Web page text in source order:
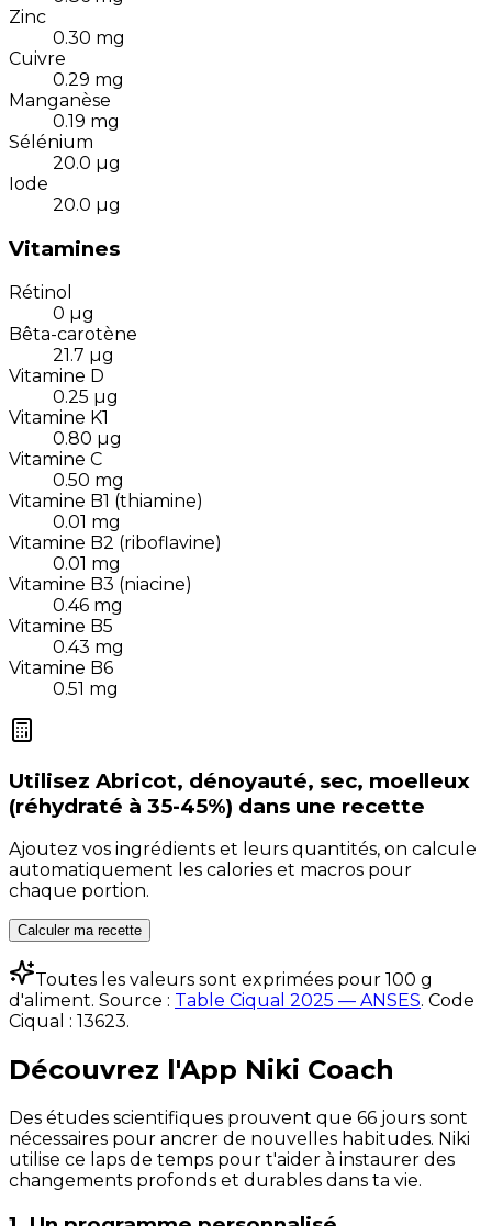
Zinc
0.30 mg
Cuivre
0.29 mg
Manganèse
0.19 mg
Sélénium
20.0 µg
Iode
20.0 µg
Vitamines
Rétinol
0 µg
Bêta-carotène
21.7 µg
Vitamine D
0.25 µg
Vitamine K1
0.80 µg
Vitamine C
0.50 mg
Vitamine B1 (thiamine)
0.01 mg
Vitamine B2 (riboflavine)
0.01 mg
Vitamine B3 (niacine)
0.46 mg
Vitamine B5
0.43 mg
Vitamine B6
0.51 mg
Utilisez Abricot, dénoyauté, sec, moelleux
(réhydraté à 35-45%) dans une recette
Ajoutez vos ingrédients et leurs quantités, on calcule
automatiquement les calories et macros pour
chaque portion.
Calculer ma recette
Toutes les valeurs sont exprimées pour 100 g
d'aliment. Source : Table Ciqual 2025 — ANSES. Code
Ciqual : 13623.
Découvrez l'App Niki Coach
Des études scientifiques prouvent que 66 jours sont
nécessaires pour ancrer de nouvelles habitudes. Niki
utilise ce laps de temps pour t'aider à instaurer des
changements profonds et durables dans ta vie.